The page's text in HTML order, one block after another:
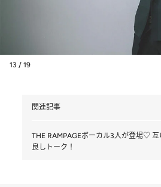
13 / 19
関連記事
THE RAMPAGEボーカル3人が登場♡
良しトーク！